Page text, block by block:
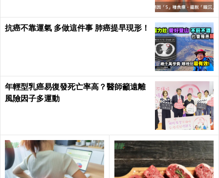
抗癌不靠運氣 多做這件事 肺癌提早現形！
年輕型乳癌易復發死亡率高？醫師籲遠離
風險因子多運動